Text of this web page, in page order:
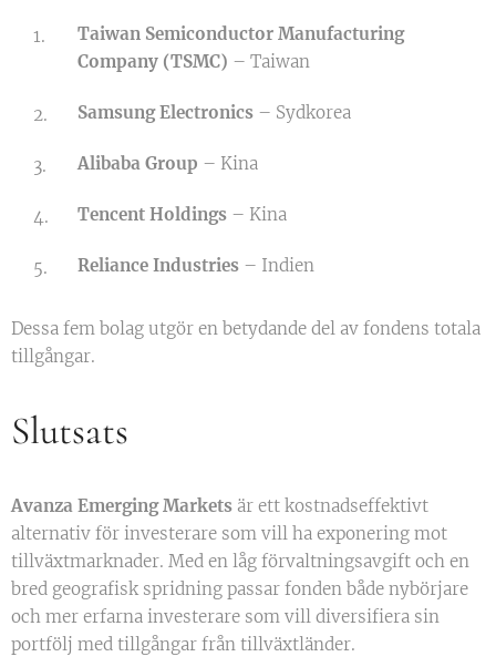
Taiwan Semiconductor Manufacturing
Company (TSMC) – Taiwan
Samsung Electronics – Sydkorea
Alibaba Group – Kina
Tencent Holdings – Kina
Reliance Industries – Indien
Dessa fem bolag utgör en betydande del av fondens totala
tillgångar.
Slutsats
Avanza Emerging Markets är ett kostnadseffektivt
alternativ för investerare som vill ha exponering mot
tillväxtmarknader. Med en låg förvaltningsavgift och en
bred geografisk spridning passar fonden både nybörjare
och mer erfarna investerare som vill diversifiera sin
portfölj med tillgångar från tillväxtländer.